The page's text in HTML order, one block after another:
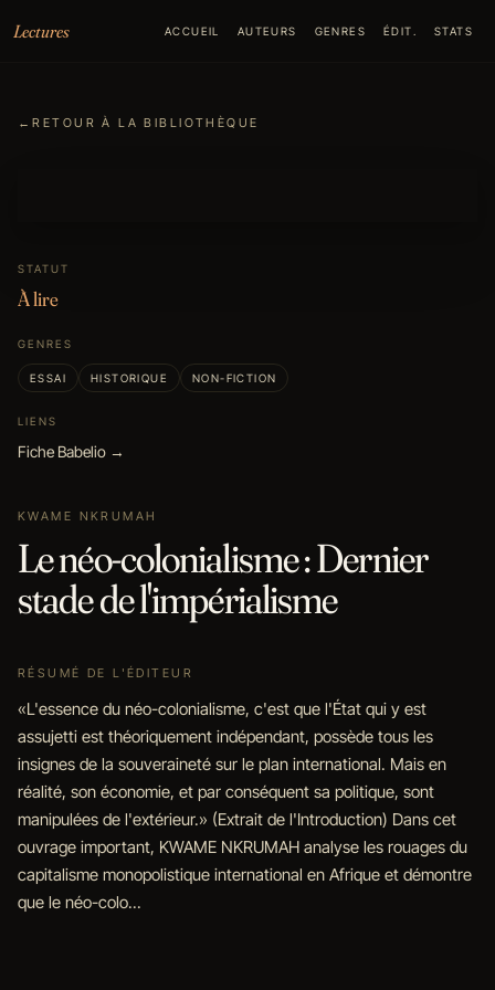
Lectures
ACCUEIL AUTEURS GENRES ÉDIT. STATS
←RETOUR À LA BIBLIOTHÈQUE
STATUT
À lire
GENRES
ESSAI HISTORIQUE NON-FICTION
LIENS
Fiche Babelio →
KWAME NKRUMAH
Le néo-colonialisme : Dernier
stade de l'impérialisme
RÉSUMÉ DE L'ÉDITEUR
«L'essence du néo-colonialisme, c'est que l'État qui y est
assujetti est théoriquement indépendant, possède tous les
insignes de la souveraineté sur le plan international. Mais en
réalité, son économie, et par conséquent sa politique, sont
manipulées de l'extérieur.» (Extrait de l'Introduction) Dans cet
ouvrage important, KWAME NKRUMAH analyse les rouages du
capitalisme monopolistique international en Afrique et démontre
que le néo-colo...